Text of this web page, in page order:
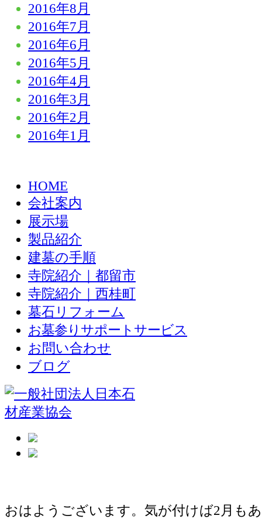
2016年8月
2016年7月
2016年6月
2016年5月
2016年4月
2016年3月
2016年2月
2016年1月
HOME
会社案内
展示場
製品紹介
建墓の手順
寺院紹介｜都留市
寺院紹介｜西桂町
墓石リフォーム
お墓参りサポートサービス
お問い合わせ
ブログ
おはようございます。気が付けば2月も